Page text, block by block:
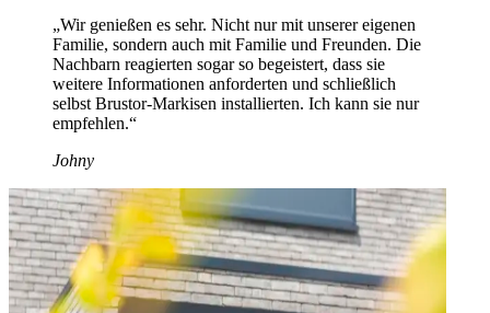
„Wir genießen es sehr. Nicht nur mit unserer eigenen
Familie, sondern auch mit Familie und Freunden. Die
Nachbarn reagierten sogar so begeistert, dass sie
weitere Informationen anforderten und schließlich
selbst Brustor-Markisen installierten. Ich kann sie nur
empfehlen.“
Johny